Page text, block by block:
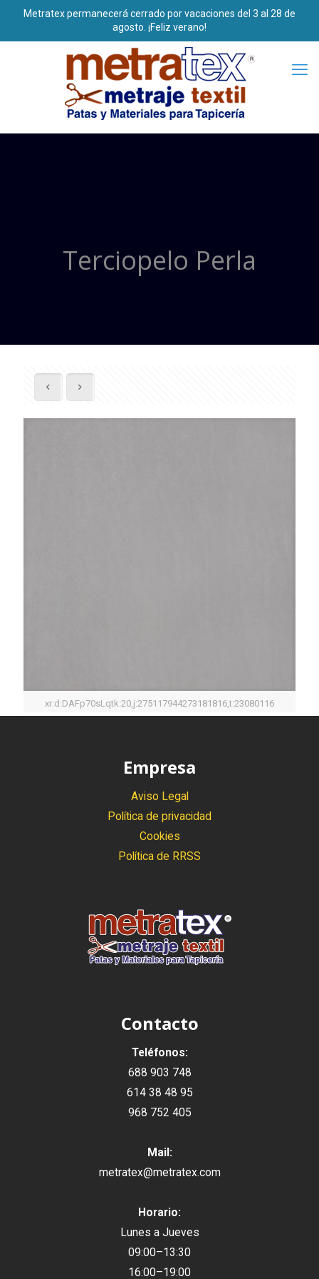
Terciopelo Perla
xr:d:DAFp70sLqtk:20,j:275117944273181816,t:23080116
Empresa
Aviso Legal
Política de privacidad
Cookies
Política de RRSS
Contacto
Teléfonos:
688 903 748
614 38 48 95
968 752 405
Mail:
metratex@metratex.com
Horario:
Lunes a Jueves
09:00–13:30
16:00–19:00